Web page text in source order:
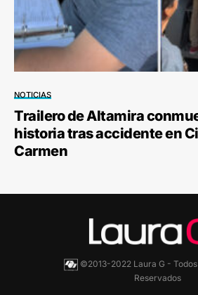
NOTICIAS
Trailero de Altamira
historia tras accidente en
Carmen
©2013-2022 Laura G -
Reservados